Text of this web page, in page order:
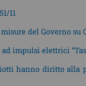
11
del Governo su
impulsi elettrici
hanno diritto alla